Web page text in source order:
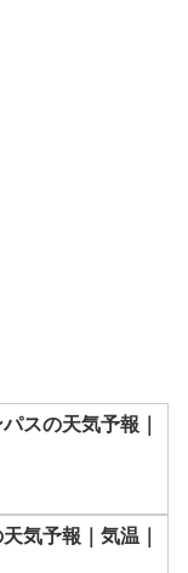
スの天気予報｜
気予報｜気温｜